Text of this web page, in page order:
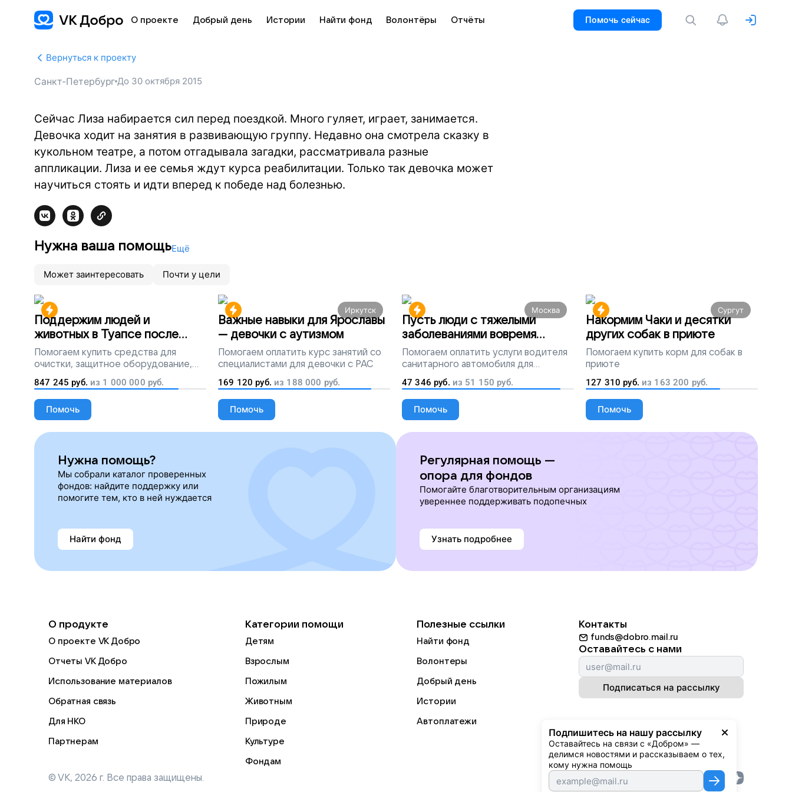
О проекте Добрый день Истории Найти фонд Волонтёры Отчёты Помочь сейчас
Вернуться к проекту
Санкт-Петербург До 30 октября 2015
Сейчас Лиза набирается сил перед поездкой. Много гуляет, играет, занимается.
Девочка ходит на занятия в развивающую группу. Недавно она смотрела сказку в
кукольном театре, а потом отгадывала загадки, рассматривала разные
аппликации. Лиза и ее семья ждут курса реабилитации. Только так девочка может
научиться стоять и идти вперед к победе над болезнью.
Нужна ваша помощьЕщё
Может заинтересовать Почти у цели
Поддержим людей и
животных в Туапсе после
разлива мазута
Помогаем купить средства для
очистки, защитное оборудование,
лекарства, корм и предметы первой
необходимости
847 245 руб. из 1 000 000 руб.
Помочь
Иркутск
Важные навыки для Ярославы
— девочки с аутизмом
Помогаем оплатить курс занятий со
специалистами для девочки с РАС
169 120 руб. из 188 000 руб.
Помочь
Москва
Пусть люди с тяжелыми
заболеваниями вовремя
попадут на лечение
Помогаем оплатить услуги водителя
санитарного автомобиля для
перевозки тяжелобольных людей
47 346 руб. из 51 150 руб.
Помочь
Сургут
Накормим Чаки и десятки
других собак в приюте
Помогаем купить корм для собак в
приюте
127 310 руб. из 163 200 руб.
Помочь
Нужна помощь?
Мы собрали каталог проверенных
фондов: найдите поддержку или
помогите тем, кто в ней нуждается
Найти фонд
Регулярная помощь —
опора для фондов
Помогайте благотворительным организациям
увереннее поддерживать подопечных
Узнать подробнее
Подпишитесь на нашу рассылку
Оставайтесь на связи с «Добром» —
делимся новостями и рассказываем о тех,
кому нужна помощь
О продукте
О проекте VK Добро
Отчеты VK Добро
Использование материалов
Обратная связь
Для НКО
Партнерам
Категории помощи
Детям
Взрослым
Пожилым
Животным
Природе
Культуре
Фондам
Полезные ссылки
Найти фонд
Волонтеры
Добрый день
Истории
Автоплатежи
Контакты
funds@dobro.mail.ru
Оставайтесь с нами
Подписаться на рассылку
© VK, 2026 г. Все права защищены.